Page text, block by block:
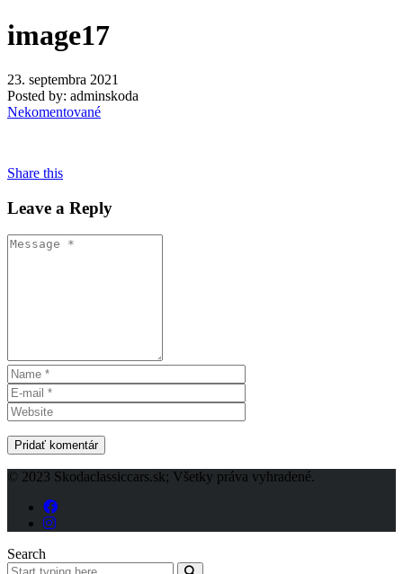
image17
23. septembra 2021
Posted by: adminskoda
Nekomentované
Share this
Leave a Reply
© 2023 Skodaclassiccars.sk; Všetky práva vyhradené.
Search